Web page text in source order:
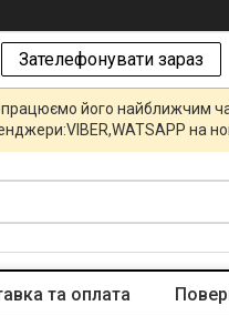
Зателефонувати зараз
його найближчим
на
та оплата